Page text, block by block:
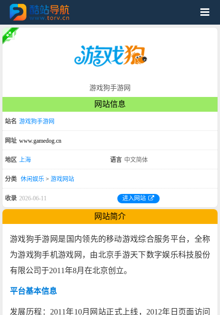
游戏狗手游网
网站信息
站名 游戏狗手游网
网址 www.gamedog.cn
地区 上海 语言 中文简体
分类 休闲娱乐 > 游戏网站
收录 2026-06-11 进入网站
网站简介
游戏狗手游网‌是国内领先的移动游戏综合服务平台，全称
为游戏狗手机游戏网，由北京手游天下数字娱乐科技股份
有限公司于2011年8月在北京创立。
平台基本信息
发展历程‌：2011年10月网站正式上线，2012年日页面访问